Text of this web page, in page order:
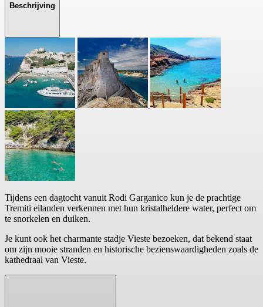
Beschrijving
Tijdens een dagtocht vanuit Rodi Garganico kun je de prachtige
Tremiti eilanden verkennen met hun kristalheldere water, perfect om
te snorkelen en duiken.
Je kunt ook het charmante stadje Vieste bezoeken, dat bekend staat
om zijn mooie stranden en historische bezienswaardigheden zoals de
kathedraal van Vieste.